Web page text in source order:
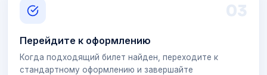
03
Перейдите к оформлению
Когда подходящий билет найден, переходите к
стандартному оформлению и завершайте